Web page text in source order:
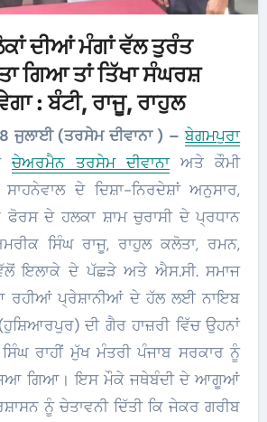
ਦੀਆਂ ਮੰਗਾਂ ਵੱਲ ਤੁਰੰਤ
ਗਿਆ ਤਾਂ ਤਿੱਖਾ ਸੰਘਰਸ਼
: ਬੰਟੀ, ਰਾਜੂ, ਰਾਹੁਲ
ਜੁਲਾਈ (ਤਰਸੇਮ ਦੀਵਾਨਾ ) – ਬੇਗਮਪੁਰਾ
ਚੇਅਰਮੈਨ ਤਰਸੇਮ ਦੀਵਾਨਾਅਤੇ ਕੌਮੀ
ਦੇ ਦਿਸ਼ਾ-ਨਿਰਦੇਸ਼ਾਂ ਅਨੁਸਾਰ,
ਦੇ ਹਲਕਾ ਸ਼ਾਮ ਚੁਰਾਸੀ ਦੇ ਪ੍ਰਧਾਨ
ਸਿੰਘ ਰਾਜੂ, ਰਾਹੁਲ ਕਲੋਤਾ, ਰਮਨ,
ਇਲਾਕੇ ਦੇ ਪੱਛੜੇ ਅਤੇ ਐਸ.ਸੀ. ਸਮਾਜ
ਪ੍ਰੇਸ਼ਾਨੀਆਂ ਦੇ ਹੱਲ ਲਈ ਨਾਇਬ
ਦੀ ਗੈਰ ਹਾਜ਼ਰੀ ਵਿੱਚ ਉਹਨਾਂ
ਰਾਹੀਂ ਮੁੱਖ ਮੰਤਰੀ ਪੰਜਾਬ ਸਰਕਾਰ ਨੂੰ
ਗਿਆ। ਇਸ ਮੌਕੇ ਜਥੇਬੰਦੀ ਦੇ ਆਗੂਆਂ
ਨੂੰ ਚੇਤਾਵਨੀ ਦਿੱਤੀ ਕਿ ਜੇਕਰ ਗਰੀਬ